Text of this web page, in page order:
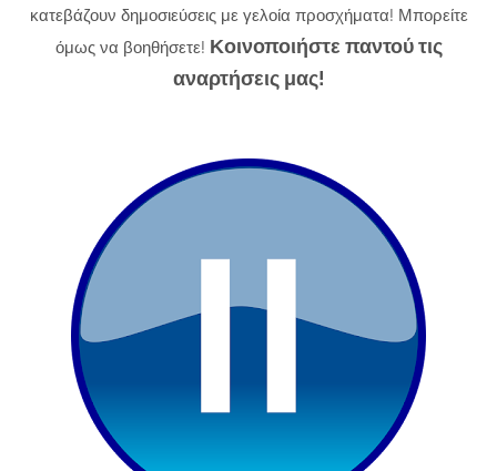
κατεβάζουν δημοσιεύσεις με γελοία προσχήματα! Μπορείτε
όμως να βοηθήσετε! Κοινοποιήστε παντού τις
αναρτήσεις μας!